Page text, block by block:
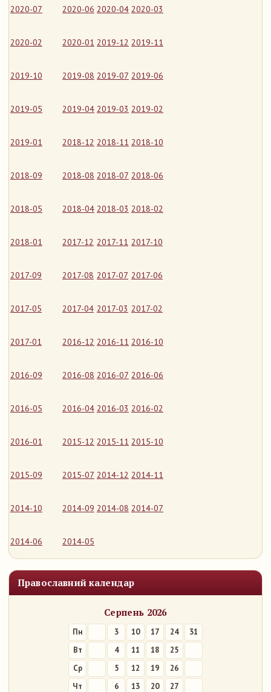
2020-07 2020-06 2020-04 2020-03
2020-02 2020-01 2019-12 2019-11
2019-10 2019-08 2019-07 2019-06
2019-05 2019-04 2019-03 2019-02
2019-01 2018-12 2018-11 2018-10
2018-09 2018-08 2018-07 2018-06
2018-05 2018-04 2018-03 2018-02
2018-01 2017-12 2017-11 2017-10
2017-09 2017-08 2017-07 2017-06
2017-05 2017-04 2017-03 2017-02
2017-01 2016-12 2016-11 2016-10
2016-09 2016-08 2016-07 2016-06
2016-05 2016-04 2016-03 2016-02
2016-01 2015-12 2015-11 2015-10
2015-09 2015-07 2014-12 2014-11
2014-10 2014-09 2014-08 2014-07
2014-06 2014-05
Православний календар
Серпень 2026
Пн 3 10 17 24
31
Вт
4 11 18
25
Ср
5 12 19
26
Чт
6 13 20
27